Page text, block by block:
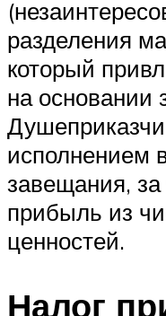
разделения
который
на основании
исполнением
завещания, за
прибыль из
ценностей.
Налог